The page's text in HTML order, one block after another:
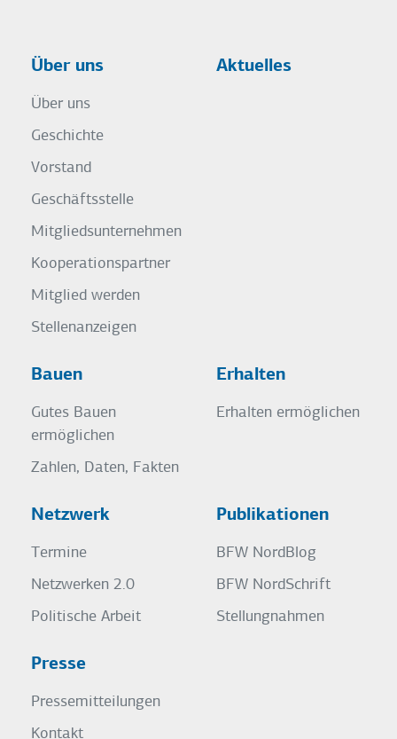
Über uns
Über uns
Geschichte
Vorstand
Geschäftsstelle
Mitgliedsunternehmen
Kooperationspartner
Mitglied werden
Stellenanzeigen
Aktuelles
Bauen
Gutes Bauen
ermöglichen
Zahlen, Daten, Fakten
Erhalten
Erhalten ermöglichen
Netzwerk
Termine
Netzwerken 2.0
Politische Arbeit
Publikationen
BFW NordBlog
BFW NordSchrift
Stellungnahmen
Presse
Pressemitteilungen
Kontakt